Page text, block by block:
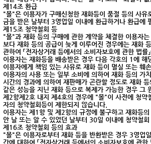
제14조 환급
"몰"은 이용자가 구매신청한 재화등이 품절 등의 사
금을 받은 날부터 3영업일 이내에 환급하거나 환급에
제15조 청약철회 등
"몰"과 재화 등의 구매에 관한 계약을 체결한 이용자
보다 재화 등의 공급이 늦게 이루어진 경우에는 재화
관하여 「전자상거래 등에서의 소비자보호에 관한 법
이용자는 재화등을 배송받은 경우 다음 각호의 1에
이용자에게 책임 있는 사유로 재화 등이 멸실 또는 훼
이용자의 사용 또는 일부 소비에 의하여 재화 등의 가
시간의 경과에 의하여 재판매가 곤란할 정도로 재화
같은 성능을 지닌 재화 등으로 복제가 가능한 경우 그
제2항제2호 내지 제4호의 경우에 "몰"이 사전에 청약
자의 청약철회등이 제한되지 않습니다.
이용자는 제1항 및 제2항의 규정에 불구하고 재화등
안 날 또는 알 수 있었던 날부터 30일 이내에 청약철
제16조 청약철회 등의 효과
"몰"은 이용자로부터 재화 등을 반환받은 경우 3영업
간에 대하여 「전자상거래 등에서의 소비자보호에 관